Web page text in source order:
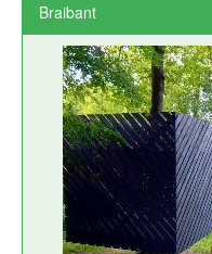
Braibant